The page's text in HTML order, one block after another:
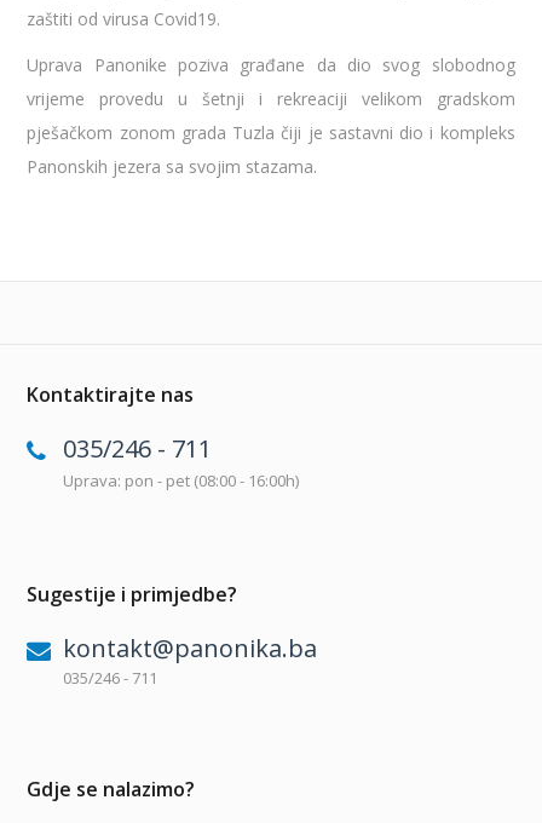
zaštiti od virusa Covid19.
Uprava Panonike poziva građane da dio svog slobodnog
vrijeme provedu u šetnji i rekreaciji velikom gradskom
pješačkom zonom grada Tuzla čiji je sastavni dio i kompleks
Panonskih jezera sa svojim stazama.
Kontaktirajte nas
035/246 - 711
Uprava: pon - pet (08:00 - 16:00h)
Sugestije i primjedbe?
kontakt@panonika.ba
035/246 - 711
Gdje se nalazimo?